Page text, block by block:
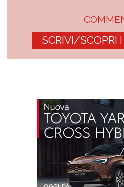
SCRIVI/SCOPRI